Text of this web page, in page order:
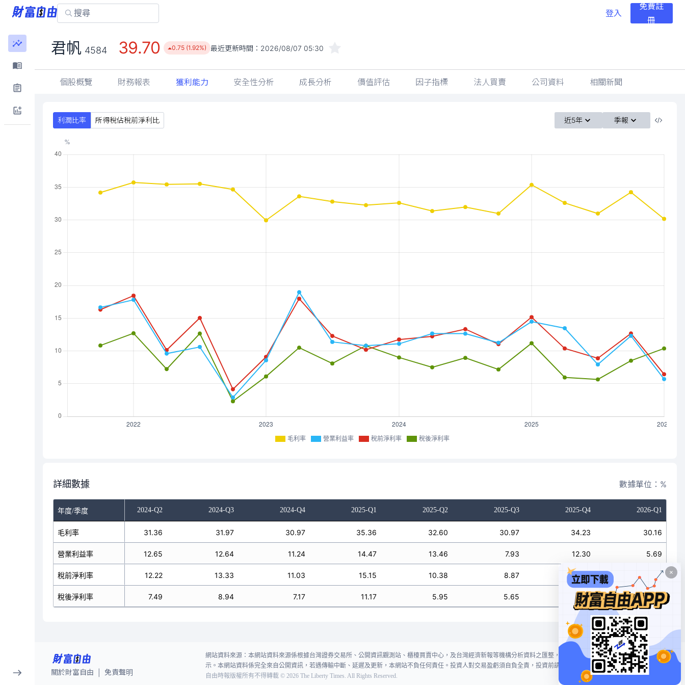
登入
免費註
冊
君帆 4584 39.70 0.75 (1.92%) 最近更新時間： 2026/08/07 05:30
個股概覽 財務報表 獲利能力 安全性分析 成長分析 價值評估 因子指標 法人買賣 公司資料 相關新聞
利潤比率 所得稅佔稅前淨利比 近5年 季報
毛利率 營業利益率 稅前淨利率 稅後淨利率
詳細數據 數據單位：%
年度/季度
2024-Q1 2024-Q2 2024-Q3 2024-Q4 2025-Q1 2025-Q2 2025-Q3 2025-Q4 2026-Q1
毛利率
營業利益率
稅前淨利率
稅後淨利率
32.60 31.36 31.97 30.97 35.36 32.60 30.97 34.23 30.16
11.08 12.65 12.64 11.24 14.47 13.46 7.93 12.30 5.69
11.74 12.22 13.33 11.03 15.15 10.38 8.87 12.67 6.44
9.00 7.49 8.94 7.17 11.17 5.95 5.65 8.51 10.38
關於財富自由 免責聲明
網站資料來源：本網站資料來源係根據台灣證券交易所、公開資訊觀測站、櫃檯買賣中心，及台灣經濟新報等機構分析資料之匯整，本網站對投資人買賣不作任何建議或暗
示。本網站資料係完全來自公開資訊，若遇傳輸中斷、延遲及更新，本網站不負任何責任。投資人對交易盈虧須自負全責，投資前請謹慎評估風險。
自由時報版權所有不得轉載 © 2026 The Liberty Times. All Rights Reserved.